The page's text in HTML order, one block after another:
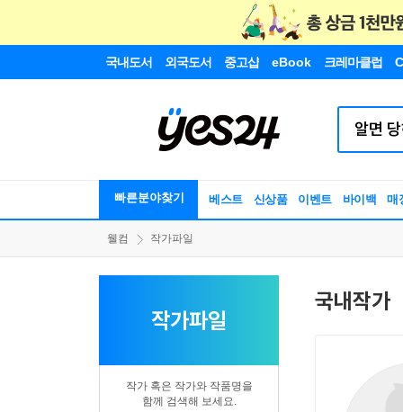
국내도서 외국도서 중고샵 eBook 크레마클럽
빠른분야찾기 베스트 신상품 이벤트 바이백 매
웰컴 작가파일
작가파일
작가 혹은 작가와 작품명을
함께 검색해 보세요.
국내작가